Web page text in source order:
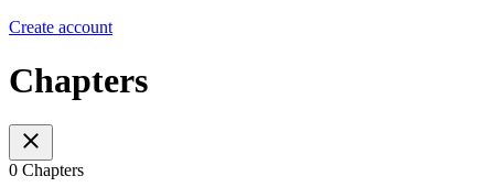
Create account
Chapters
0 Chapters